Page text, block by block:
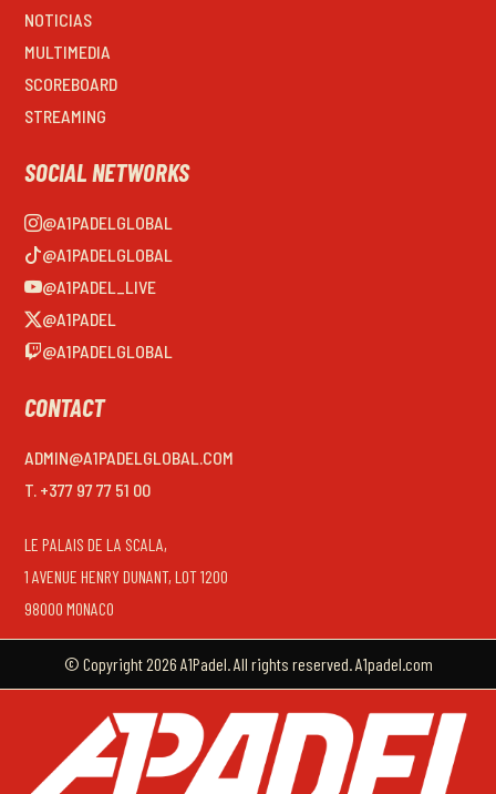
NOTICIAS
MULTIMEDIA
SCOREBOARD
STREAMING
SOCIAL NETWORKS
@A1PADELGLOBAL
@A1PADELGLOBAL
@A1PADEL_LIVE
@A1PADEL
@A1PADELGLOBAL
CONTACT
ADMIN@A1PADELGLOBAL.COM
T. +377 97 77 51 00
LE PALAIS DE LA SCALA,
1 AVENUE HENRY DUNANT, LOT 1200
98000 MONACO
© Copyright 2026 A1Padel. All rights reserved. A1padel.com